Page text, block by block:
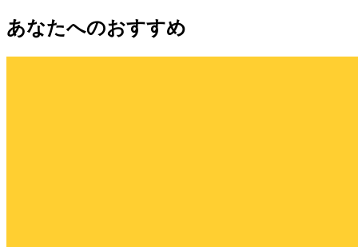
あなたへのおすすめ